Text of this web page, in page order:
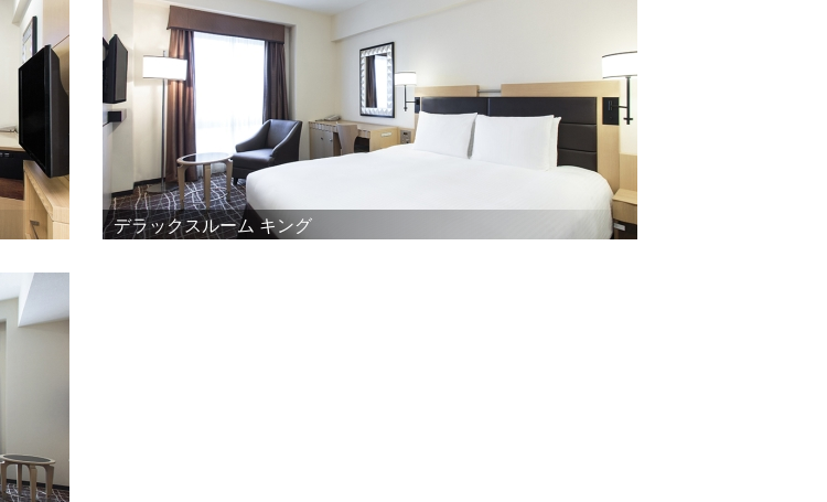
デラックスルーム キング